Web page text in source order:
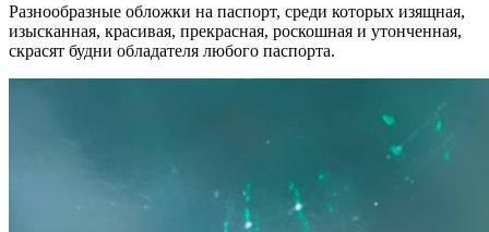
Разнообразные обложки на паспорт, среди которых изящная,
изысканная, красивая, прекрасная, роскошная и утонченная,
скрасят будни обладателя любого паспорта.